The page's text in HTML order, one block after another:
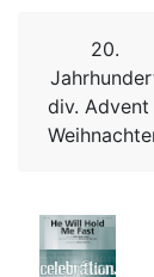
20.
div.